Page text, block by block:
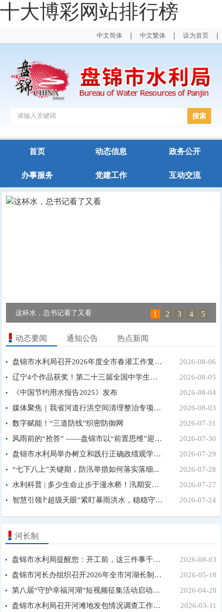
十大博彩网站排行榜
中文简体 | 中文繁体 | 设为首页 |
首页 动态信息 政务公开
办事服务 党建工作 互动交流
这杯水，总书记看了又看 1 2 3 4 5
动态要闻 通知公告 热点新闻
盘锦市水利局召开2026年度全市春灌工作复盘会议...
2026-08-06
辽宁4个作品获奖！第二十三届全国中学生水科技发明比...
2026-08-05
《中国节约用水报告2025》发布
2026-08-04
媒体聚焦｜我省河道行洪空间清理整治专项行动即将全面...
2026-08-03
数字赋能！“三道防线”织密防御网
2026-07-31
风雨前的“抢答” ——盘锦市以“前置思维”迎战主汛...
2026-07-30
盘锦市水利局举办树立和践行正确政绩观学习教育第3期...
2026-07-29
“七下八上”关键期，防汛举措如何落实落细...
2026-07-28
水利科普 | 多少生命止步于漫水桥！汛期安全提醒一定...
2026-07-27
智慧引领∣“超级天眼”紧盯暴雨洪水，稳稳守住汛期平...
2026-07-24
河长制
盘锦市水利局提醒您：开工前，这三件事千万别忘！...
2026-08-03
盘锦市河长办组织召开2026年全市河湖长制监督检查...
2026-05-18
第八届“守护幸福河湖”短视频征集活动启动啦！...
2026-04-28
盘锦市水利局召开河滩地发包情况调查工作座谈会...
2026-03-11